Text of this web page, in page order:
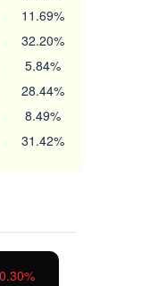
11.69%
32.20%
5.84%
28.44%
8.49%
31.42%
0.30%